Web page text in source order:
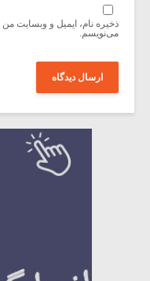
ذخیره نام، ایمیل و وبسایت
می‌نویسم.